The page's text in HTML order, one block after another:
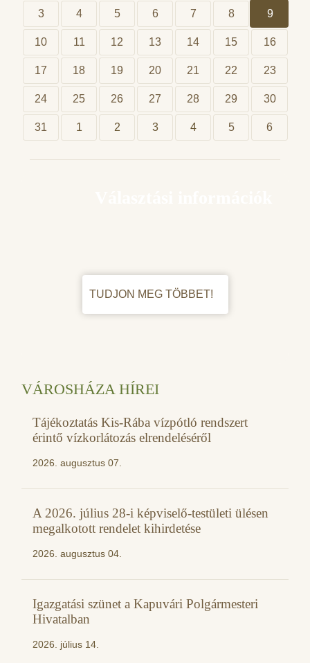
3 4 5 6 7 8 9
10 11 12 13 14 15 16
17 18 19 20 21 22 23
24 25 26 27 28 29 30
31 1 2 3 4 5 6
TUDJON MEG TÖBBET!
VÁROSHÁZA HÍREI
Tájékoztatás Kis-Rába vízpótló rendszert
érintő vízkorlátozás elrendeléséről
2026. augusztus 07.
A 2026. július 28-i képviselő-testületi ülésen
megalkotott rendelet kihirdetése
2026. augusztus 04.
Igazgatási szünet a Kapuvári Polgármesteri
Hivatalban
2026. július 14.